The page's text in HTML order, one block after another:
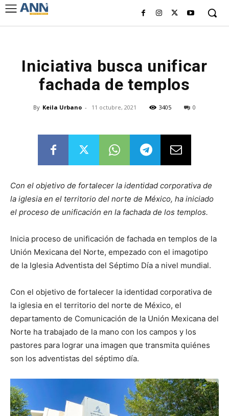
Iniciativa busca unificar
fachada de templos
By Keila Urbano - 11 octubre, 2021 3405 0
Con el objetivo de fortalecer la identidad corporativa de
la iglesia en el territorio del norte de México, ha iniciado
el proceso de unificación en la fachada de los templos.
Inicia proceso de unificación de fachada en templos de la
Unión Mexicana del Norte, empezado con el imagotipo
de la Iglesia Adventista del Séptimo Día a nivel mundial.
Con el objetivo de fortalecer la identidad corporativa de
la iglesia en el territorio del norte de México, el
departamento de Comunicación de la Unión Mexicana del
Norte ha trabajado de la mano con los campos y los
pastores para lograr una imagen que transmita quiénes
son los adventistas del séptimo día.